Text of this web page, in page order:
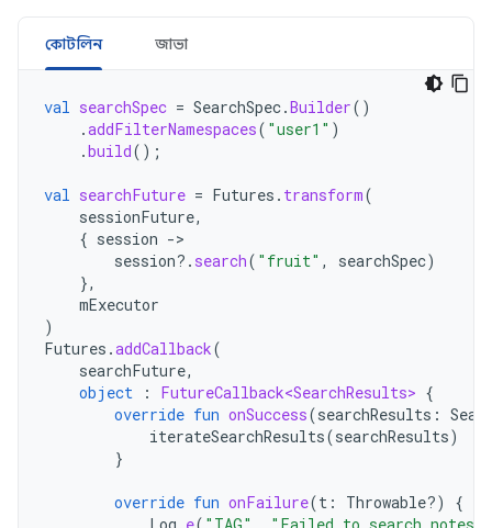
কোটলিন জাভা
val searchSpec = SearchSpec.Builder()
.addFilterNamespaces( "user1" )
.build();
val searchFuture = Futures . transform(
sessionFuture,
{ session -
session?. search( "fruit" , searchSpec)
},
mExecutor
)
Futures .addCallback(
searchFuture,
object
: FutureCallback<SearchResults> {
override fun onSuccess(searchResults :
iterateSearchResults(searchResults)
}
override fun onFailure(t : Throwable?)
{